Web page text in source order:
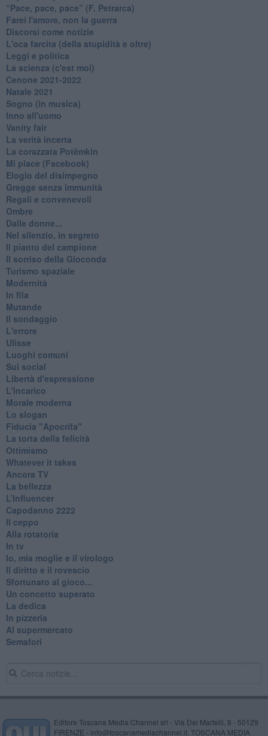
​“Pace, pace, pace” (F. Petrarca)
Farei l'amore, non la guerra
Discorsi come notizie
L'oca farcita (della stupidità e oltre)
Leggi e politica
La scienza (c'est moi)
Cenone 2021-2022
Natale 2021
Sogno (in musica)
Inno all'uomo
Vanity fair
La verità incerta
La corazzata Potëmkin
Mi piace (Facebook)
Elogio del disimpegno
Gregge senza immunità
Regali e convenevoli
Ombre
Dalle donne...
Nel silenzio, in segreto
Il pianto del campione
Il sorriso della Gioconda
Turismo spaziale
Modernità
In fila
Mutande
Il sondaggio
L'errore
Ulisse
Luoghi comuni
Sui social
Libertà d'espressione
L'incarico
Morale moderna
Lo slogan
Fiducia "Apocrifa"
La torta della felicità
Ottimismo
Whatever it takes
Ancora TV
La bellezza
L’Influencer
​Capodanno 2222
Il ceppo
Alla rotatoria
In tv
Io, mia moglie e il virologo
Il diritto e il rovescio
Sfortunato al gioco...
Un concetto superato
La dedica
In pizzeria
Al supermercato
Semafori
Editore Toscana Media Channel srl - Via Dei Martelli, 8 - 50129
FIRENZE - info@toscanamediachannel.it. TOSCANA MEDIA